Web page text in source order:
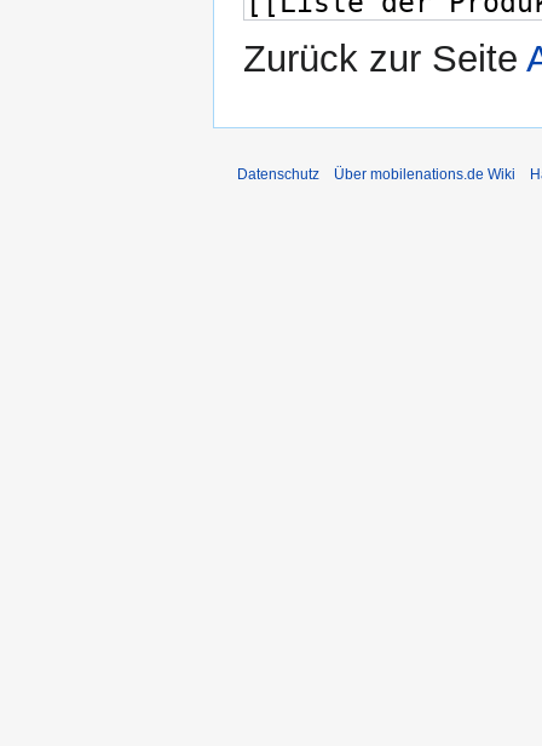
Zurück zur Seite
Datenschutz Über mobilenations.de Wiki